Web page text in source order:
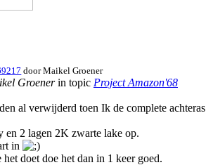
doorMaikel Groener
Groenerin topic Project Amazon'68
al verwijderd toen Ik de complete achteras
en 2 lagen 2K zwarte lake op.
in
doet doe het dan in 1 keer goed.